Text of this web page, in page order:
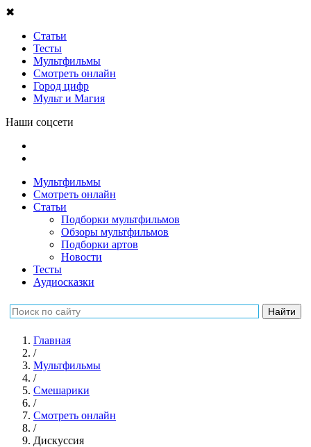
✖
Статьи
Тесты
Мультфильмы
Смотреть онлайн
Город цифр
Мульт и Магия
Наши соцсети
Мультфильмы
Смотреть онлайн
Статьи
Подборки мультфильмов
Обзоры мультфильмов
Подборки артов
Новости
Тесты
Аудиосказки
Главная
/
Мультфильмы
/
Смешарики
/
Смотреть онлайн
/
Дискуссия